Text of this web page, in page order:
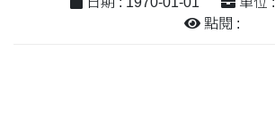
點閱 :